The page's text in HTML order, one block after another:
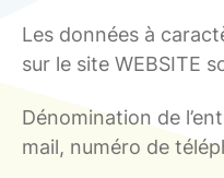
Les données à
sur le site WEBSITE
Dénomination de
mail, numéro de